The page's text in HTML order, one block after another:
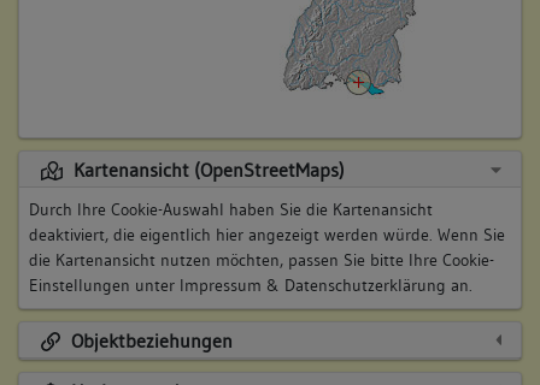
Kartenansicht (OpenStreetMaps)
Durch Ihre Cookie-Auswahl haben Sie die Kartenansicht
deaktiviert, die eigentlich hier angezeigt werden würde. Wenn Sie
die Kartenansicht nutzen möchten, passen Sie bitte Ihre Cookie-
Einstellungen unter Impressum & Datenschutzerklärung an.
Objektbeziehungen